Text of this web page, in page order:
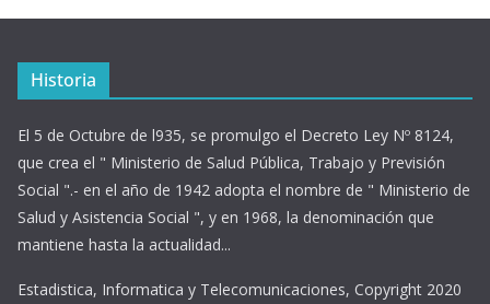
Historia
El 5 de Octubre de l935, se promulgo el Decreto Ley Nº 8124,
que crea el " Ministerio de Salud Pública, Trabajo y Previsión
Social ".- en el año de 1942 adopta el nombre de " Ministerio de
Salud y Asistencia Social ", y en 1968, la denominación que
mantiene hasta la actualidad...
Estadistica, Informatica y Telecomunicaciones, Copyright 2020